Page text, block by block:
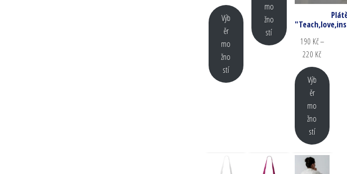
Výb
ěr
mo
žno
stí
mo
žno
stí
190 Kč–
220 Kč
Výb
ěr
mo
žno
stí